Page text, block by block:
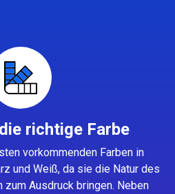
richtige Farbe
vorkommenden Farben in
und Weiß, da sie die Natur des
zum Ausdruck bringen. Neben